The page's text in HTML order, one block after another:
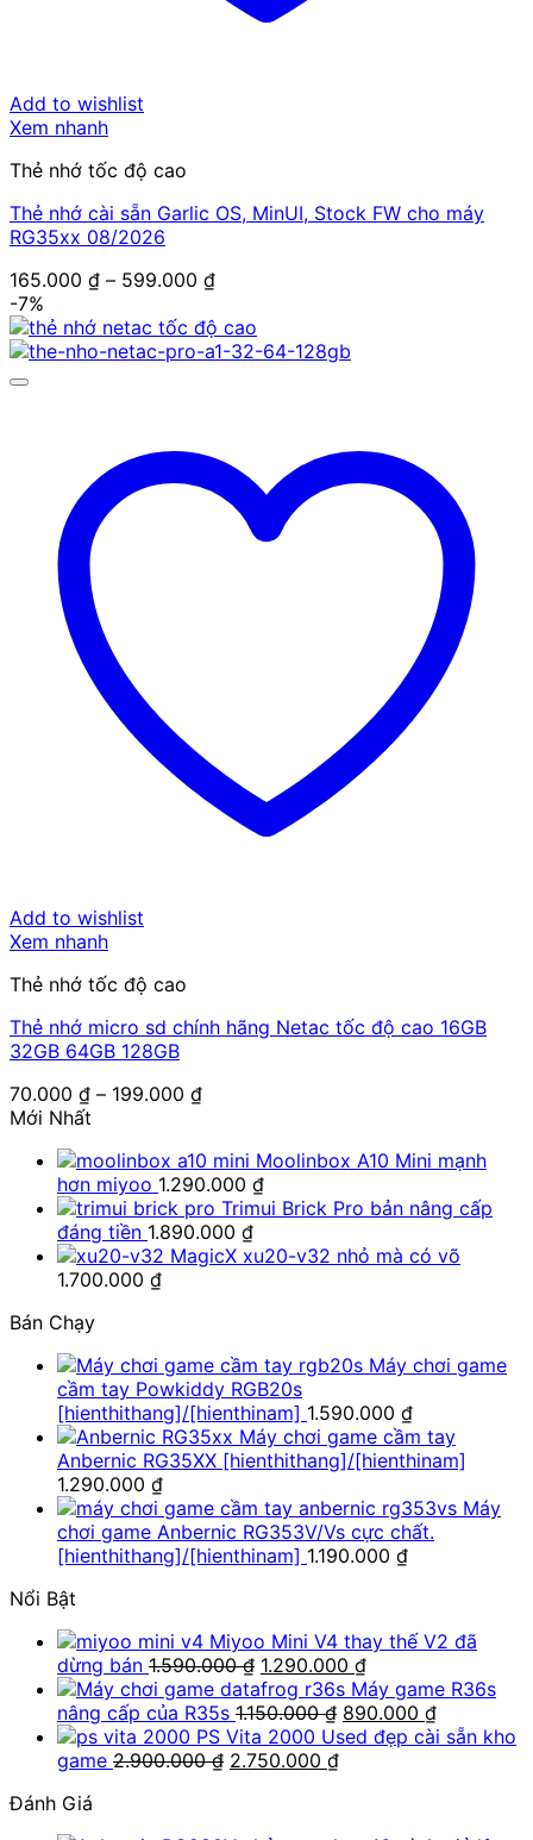
Add to wishlist
Xem nhanh
Thẻ nhớ tốc độ cao
Thẻ nhớ cài sẵn Garlic OS, MinUI, Stock FW cho máy
RG35xx 08/2026
165.000 ₫ – 599.000 ₫Khoảng
từ
165.000 ₫
-7%
Add to wishlist
Xem nhanh
Thẻ nhớ tốc độ cao
Thẻ nhớ micro sd chính hãng Netac tốc độ cao 16GB
32GB 64GB 128GB
70.000 ₫ – 199.000 ₫Khoảng
70.000 ₫
đến
199.000 ₫
Mới Nhất
Moolinbox A10 Mini mạnh
hơn miyoo 1.290.000 ₫
Trimui Brick Pro bản nâng cấp
đáng tiền 1.890.000 ₫
MagicX xu20-v32 nhỏ mà có võ
1.700.000 ₫
Bán Chạy
Máy chơi game
cầm tay Powkiddy RGB20s
[hienthithang]/[hienthinam] 1.590.000 ₫
Máy chơi game cầm tay
Anbernic RG35XX [hienthithang]/[hienthinam]
1.290.000 ₫
Máy
chơi game Anbernic RG353V/Vs cực chất.
[hienthithang]/[hienthinam] 1.190.000 ₫
Nổi Bật
Miyoo Mini V4 thay thế V2 đã
dừng bán 1.590.000₫ Giá
gốc
là:
1.590.000 ₫.
1.290.000 ₫Giá
hiện
tại
là:
Máy game R36s
nâng cấp của R35s 1.150.000₫ Giá
gốc
890.000 ₫Giá
hiện
PS Vita 2000 Used đẹp cài sẵn kho
game 2.900.000₫ Giá
2.750.000 ₫Giá
Đánh Giá